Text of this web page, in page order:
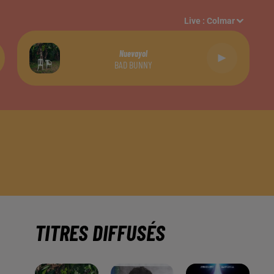
Live :Colmar
Nuevayol
BAD BUNNY
TITRES DIFFUSÉS